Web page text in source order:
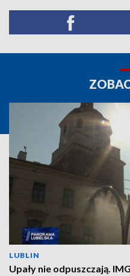
LUBLIN
Upały nie odpuszczają.